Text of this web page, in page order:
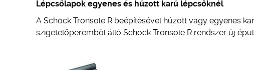
Lépcsőlapok egyenes és húzott karú lépcsőknél
A Schöck Tronsole R beépítésével húzott vagy egyenes
szigetelőperemből álló Schöck Tronsole R rendszer új